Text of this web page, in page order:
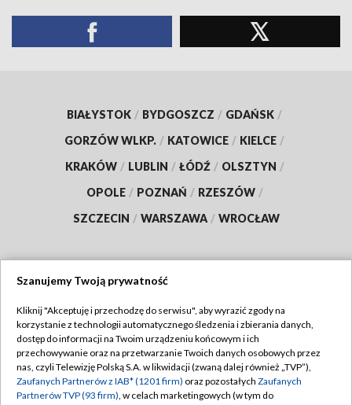
BIAŁYSTOK / BYDGOSZCZ / GDAŃSK /
GORZÓW WLKP. / KATOWICE / KIELCE /
KRAKÓW / LUBLIN / ŁÓDŹ / OLSZTYN /
OPOLE / POZNAŃ / RZESZÓW /
SZCZECIN / WARSZAWA / WROCŁAW
TVP
Abonament TVP
Emisja w TVP
Regulamin TVP
Polityka prywatności
Szanujemy Twoją prywatność
Kliknij "Akceptuję i przechodzę do serwisu", aby wyrazić zgody na
korzystanie z technologii automatycznego śledzenia i zbierania danych,
dostęp do informacji na Twoim urządzeniu końcowym i ich
przechowywanie oraz na przetwarzanie Twoich danych osobowych przez
nas, czyli Telewizję Polską S.A. w likwidacji (zwaną dalej również „TVP”),
Zaufanych Partnerów z IAB* (1201 firm) oraz pozostałych Zaufanych
Partnerów TVP (93 firm), w celach marketingowych (w tym do